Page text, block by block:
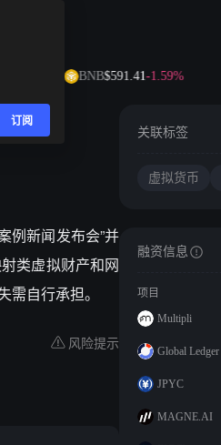
BNB$591.41-1.59%
例新闻发布会”并
类虚拟财产和网
自行承担。
风险提示
关联标签
虚拟货币
融资信息
项目
Multipli
Global Ledger
JPYC
MAGNE.AI
订阅